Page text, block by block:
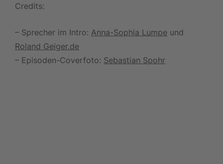
Credits:
– Sprecher im Intro: Anna-Sophia Lumpe und
Roland Geiger.de
– Episoden-Coverfoto: Sebastian Spohr